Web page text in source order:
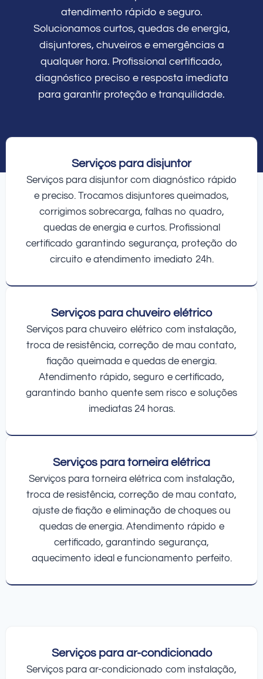
atendimento rápido e seguro.
Solucionamos curtos, quedas de energia,
disjuntores, chuveiros e emergências a
qualquer hora. Profissional certificado,
diagnóstico preciso e resposta imediata
para garantir proteção e tranquilidade.
Serviços para disjuntor
Serviços para disjuntor com diagnóstico rápido
e preciso. Trocamos disjuntores queimados,
corrigimos sobrecarga, falhas no quadro,
quedas de energia e curtos. Profissional
certificado garantindo segurança, proteção do
circuito e atendimento imediato 24h.
Serviços para chuveiro elétrico
Serviços para chuveiro elétrico com instalação,
troca de resistência, correção de mau contato,
fiação queimada e quedas de energia.
Atendimento rápido, seguro e certificado,
garantindo banho quente sem risco e soluções
imediatas 24 horas.
Serviços para torneira elétrica
Serviços para torneira elétrica com instalação,
troca de resistência, correção de mau contato,
ajuste de fiação e eliminação de choques ou
quedas de energia. Atendimento rápido e
certificado, garantindo segurança,
aquecimento ideal e funcionamento perfeito.
Serviços para ar-condicionado
Serviços para ar-condicionado com instalação,